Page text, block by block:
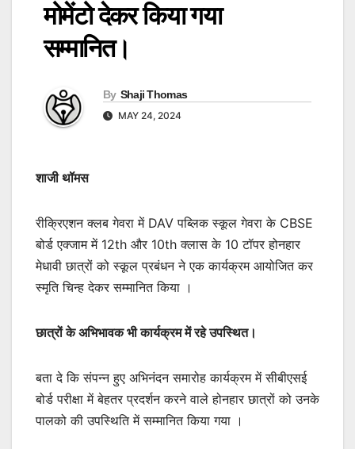
मोमेंटो देकर किया गया
सम्मानित।
By Shaji Thomas
MAY 24, 2024
शाजी थॉमस
रीक्रिएशन क्लब गेवरा में DAV पब्लिक स्कूल गेवरा के CBSE
बोर्ड एक्जाम में 12th और 10th क्लास के 10 टॉपर होनहार
मेधावी छात्रों को स्कूल प्रबंधन ने एक कार्यक्रम आयोजित कर
स्मृति चिन्ह देकर सम्मानित किया ।
छात्रों के अभिभावक भी कार्यक्रम में रहे उपस्थित।
बता दे कि संपन्न हुए अभिनंदन समारोह कार्यक्रम में सीबीएसई
बोर्ड परीक्षा में बेहतर प्रदर्शन करने वाले होनहार छात्रों को उनके
पालको की उपस्थिति में सम्मानित किया गया ।